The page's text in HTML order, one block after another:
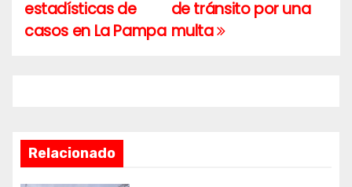
entradas
de tránsito por una
multa
estadísticas de
casos en La Pampa
Relacionado